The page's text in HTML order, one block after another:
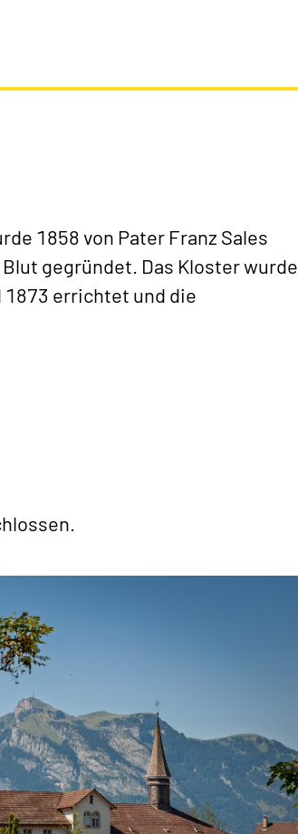
1858 von Pater Franz Sales
gegründet. Das Kloster wurde
1873 errichtet und die